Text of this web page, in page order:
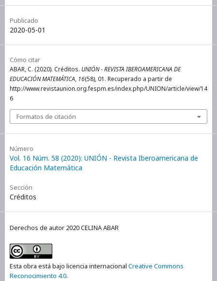
Publicado
2020-05-01
Cómo citar
ABAR, C. (2020). Créditos. UNIÓN - REVISTA IBEROAMERICANA DE
EDUCACIÓN MATEMÁTICA, 16(58), 01. Recuperado a partir de
http://www.revistaunion.org.fespm.es/index.php/UNION/article/view/14
6
Formatos de citación
Número
Vol. 16 Núm. 58 (2020): UNIÓN - Revista Iberoamericana de
Educación Matemática
Sección
Créditos
Derechos de autor 2020 CELINA ABAR
Esta obra está bajo licencia internacional Creative Commons
Reconocimiento 4.0.